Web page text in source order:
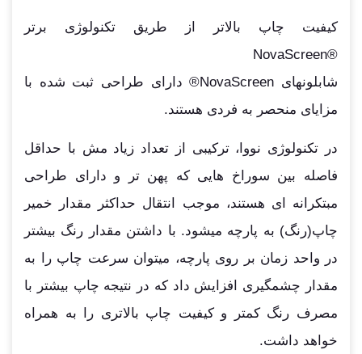
کیفیت چاپ بالاتر از طریق تکنولوژی برتر
®NovaScreen
شابلونهای NovaScreen® دارای طراحی ثبت شده با
مزایای منحصر به فردی هستند.
در تکنولوژی نووا، ترکیبی از تعداد زیاد مش با حداقل
فاصله بین سوراخ هایی که پهن تر و دارای طراحی
مبتکرانه ای هستند، موجب انتقال حداکثر مقدار خمیر
چاپ(رنگ) به پارچه میشود. با داشتن مقدار رنگ بیشتر
در واحد زمان بر روی پارچه، میتوان سرعت چاپ را به
مقدار چشمگیری افزایش داد که در نتیجه چاپ بیشتر با
مصرف رنگ کمتر و کیفیت چاپ بالاتری را به همراه
خواهد داشت.